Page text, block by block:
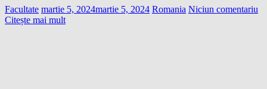
Facultate martie 5, 2024martie 5, 2024 Romania Niciun comentariu
Citește mai mult